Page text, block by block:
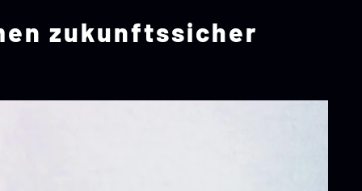
zukunftssicher